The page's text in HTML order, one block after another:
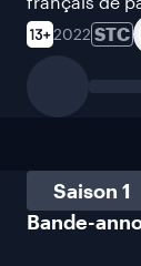
2022 STC
Sélectionner
Bande-